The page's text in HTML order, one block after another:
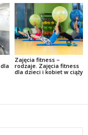
Zajęcia fitness –
rodzaje. Zajęcia fitness
dla dzieci i kobiet w ciąży